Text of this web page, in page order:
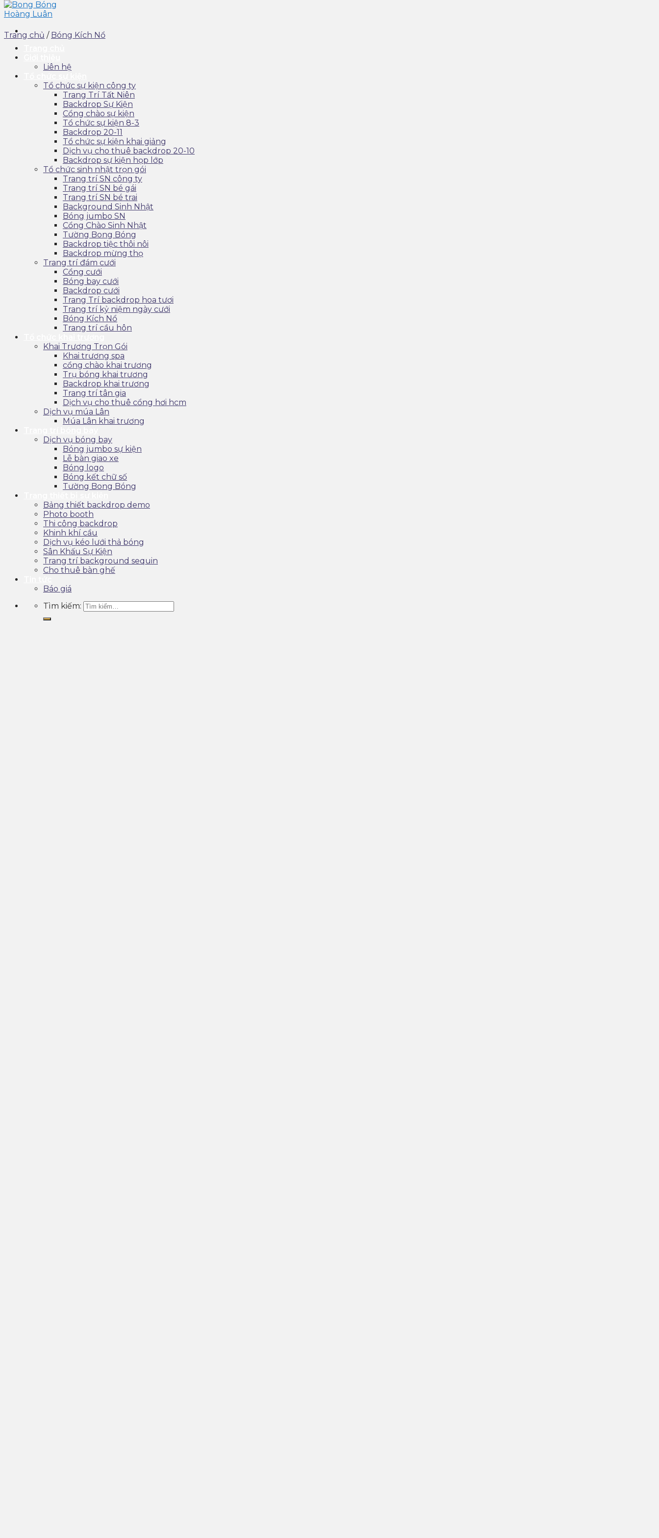
Liên hệ
Tổ chức sự kiện công ty
Trang Trí Tất Niên
Backdrop Sự Kiện
Cổng chào sự kiện
Tổ chức sự kiện 8-3
Backdrop 20-11
Tổ chức sự kiện khai giảng
Dịch vụ cho thuê backdrop 20-10
Backdrop sự kiện họp lớp
Tổ chức sinh nhật trọn gói
Trang trí SN công ty
Trang trí SN bé gái
Trang trí SN bé trai
Background Sinh Nhật
Bóng jumbo SN
Cổng Chào Sinh Nhật
Tường Bong Bóng
Backdrop tiệc thôi nôi
Backdrop mừng thọ
Trang trí đám cưới
Cổng cưới
Bóng bay cưới
Backdrop cưới
Trang Trí backdrop hoa tươi
Trang trí kỷ niệm ngày cưới
Bóng Kích Nổ
Trang trí cầu hôn
Khai Trương Trọn Gói
Khai trương spa
cổng chào khai trương
Trụ bóng khai trương
Backdrop khai trương
Trang trí tân gia
Dịch vụ cho thuê cổng hơi hcm
Dịch vụ múa Lân
Múa Lân khai trương
Dịch vụ bóng bay
Bóng jumbo sự kiện
Lễ bàn giao xe
Bóng logo
Bóng kết chữ số
Tường Bong Bóng
Bảng thiết backdrop demo
Photo booth
Thi công backdrop
Khinh khí cầu
Dịch vụ kéo lưới thả bóng
Sân Khấu Sự Kiện
Trang trí background sequin
Cho thuê bàn ghế
Báo giá
Tìm kiếm:
Trang chủ / Bóng Kích Nổ